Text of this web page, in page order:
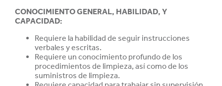
CONOCIMIENTO GENERAL, HABILIDAD, Y
CAPACIDAD:
Requiere la habilidad de seguir instrucciones
verbales y escritas.
Requiere un conocimiento profundo de los
procedimientos de limpieza, así como de los
suministros de limpieza.